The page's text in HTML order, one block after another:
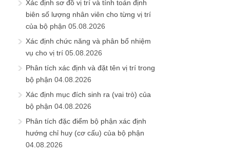
Xác định sơ đồ vị trí và tính toán định
biên số lượng nhân viên cho từng vị trí
của bộ phận 05.08.2026
Xác định chức năng và phân bổ nhiệm
vụ cho vị trí 05.08.2026
Phân tích xác định và đặt tên vị trí trong
bộ phận 04.08.2026
Xác định mục đích sinh ra (vai trò) của
bộ phận 04.08.2026
Phân tích đặc điểm bộ phận xác định
hướng chỉ huy (cơ cấu) của bộ phận
04.08.2026